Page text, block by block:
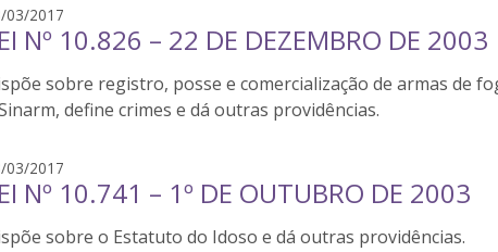
i
r
j
a
q
e
s
03/2017s
i
v
a
i
r
j
Nº 10.826 – 22 DE DEZEMBRO DE 2003
sobre registro, posse e comercialização de armas de
define crimes e dá outras providências.
03/2017s
i
v
Nº 10.741 – 1º DE OUTUBRO DE 2003
sobre o Estatuto do Idoso e dá outras providências.